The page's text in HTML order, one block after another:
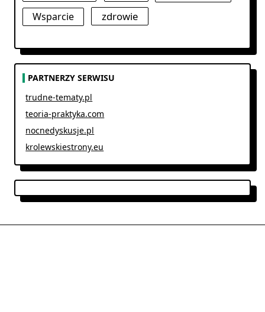
Wsparcie
zdrowie
PARTNERZY SERWISU
trudne-tematy.pl
teoria-praktyka.com
nocnedyskusje.pl
krolewskiestrony.eu